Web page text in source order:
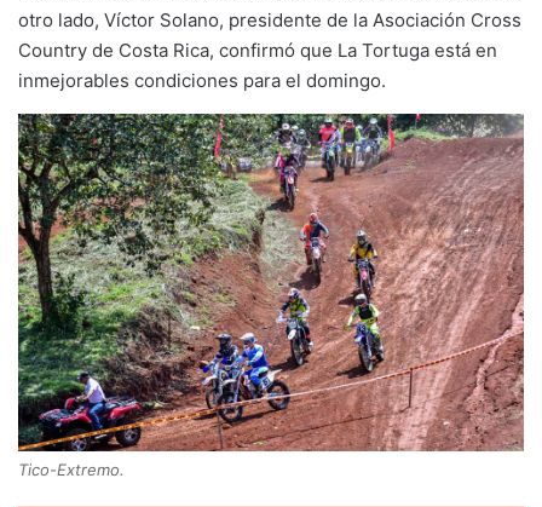
otro lado, Víctor Solano, presidente de la Asociación Cross
Country de Costa Rica, confirmó que La Tortuga está en
inmejorables condiciones para el domingo.
Tico-Extremo.